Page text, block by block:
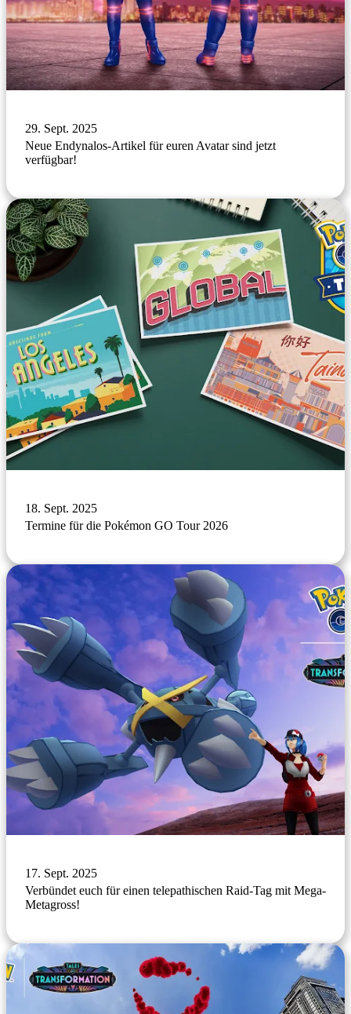
29. Sept. 2025
Neue Endynalos-Artikel für euren Avatar sind jetzt
verfügbar!
18. Sept. 2025
Termine für die Pokémon GO Tour 2026
17. Sept. 2025
Verbündet euch für einen telepathischen Raid-Tag mit Mega-
Metagross!